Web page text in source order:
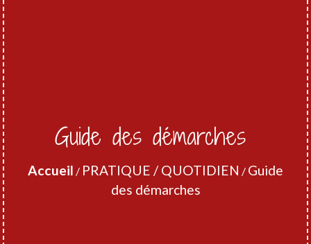
Guide des démarches
Accueil / PRATIQUE / QUOTIDIEN / Guide
des démarches